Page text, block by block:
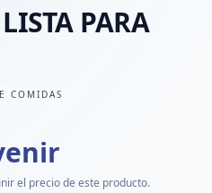
PARA
COMIDAS
el precio de este producto.